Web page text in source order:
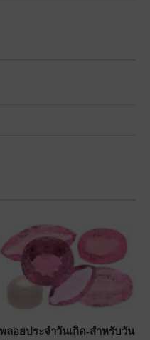
พลอยประจำวันเกิด-สำหรับวัน